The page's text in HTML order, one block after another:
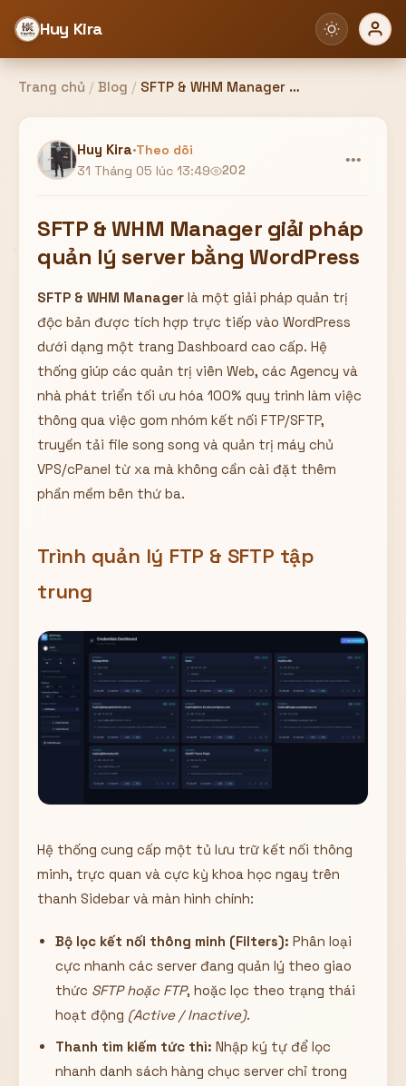
Huy Kira
ZALO ADMIN
0358949680
Đăng nhập
Hoặc
Email/Tên đăng nhập
Mật khẩu
Hiển thị
Nhớ tài khoản Quên mật khẩu ?
Đăng nhập
Trang chủ / Blog / SFTP & WHM Manager giải pháp quản lý server bằng WordPress
Huy Kira·Theo dõi
31 Tháng 05 lúc 13:49
202
•••
SFTP & WHM Manager giải pháp
quản lý server bằng WordPress
SFTP & WHM Manager là một giải pháp quản trị
độc bản được tích hợp trực tiếp vào WordPress
dưới dạng một trang Dashboard cao cấp. Hệ
thống giúp các quản trị viên Web, các Agency và
nhà phát triển tối ưu hóa 100% quy trình làm việc
thông qua việc gom nhóm kết nối FTP/SFTP,
truyền tải file song song và quản trị máy chủ
VPS/cPanel từ xa mà không cần cài đặt thêm
phần mềm bên thứ ba.
Trình quản lý FTP & SFTP tập
trung
Hệ thống cung cấp một tủ lưu trữ kết nối thông
minh, trực quan và cực kỳ khoa học ngay trên
thanh Sidebar và màn hình chính:
Bộ lọc kết nối thông minh (Filters): Phân loại
cực nhanh các server đang quản lý theo giao
thức SFTP hoặc FTP, hoặc lọc theo trạng thái
hoạt động (Active / Inactive).
Thanh tìm kiếm tức thì: Nhập ký tự để lọc
nhanh danh sách hàng chục server chỉ trong